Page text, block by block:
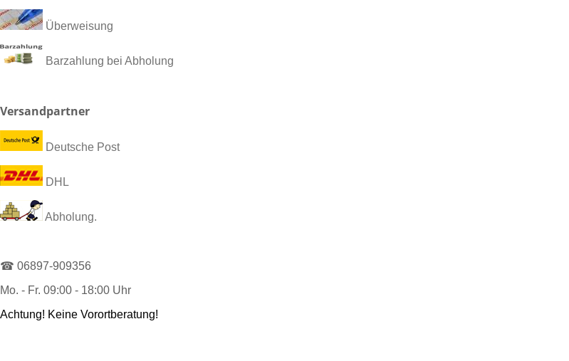
Überweisung
Barzahlung bei Abholung
Versandpartner
Deutsche Post
DHL
Abholung.
☎ 06897-909356
Mo. - Fr. 09:00 - 18:00 Uhr
Achtung! Keine Vorortberatung!